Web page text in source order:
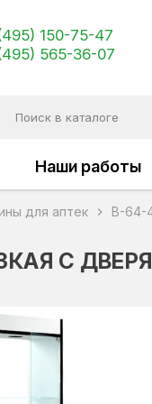
150-75-47
565-36-07
Наши работы
для аптек chevron_right В-64-
С